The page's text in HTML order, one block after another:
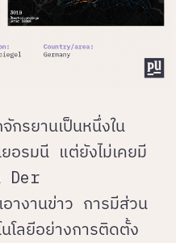
กรยานเป็นหนึ่งใน
ยอรมนี แต่ยังไม่เคยมี
Der
งานข่าว การมีส่วน
โลยีอย่างการติดตั้ง